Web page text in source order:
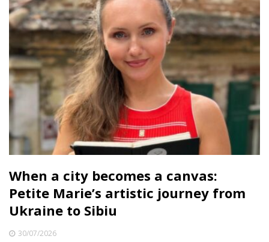
When a city becomes a canvas:
Petite Marie’s artistic journey from
Ukraine to Sibiu
30/07/2026